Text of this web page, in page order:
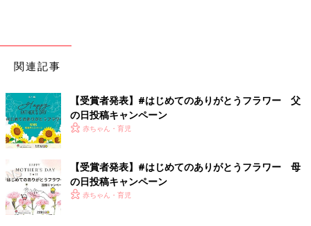
にいどゆうさん(@ineedyou31219)がシェアした投稿
＊画像の▶︎を押すと続きが見られます。
大きくなるにつれて周りの人のまねをし始める子は多いものです
よね。「こんなところも見られていたとは」と思ってしまうほ
ど、日常を切り取ったものまねにドキリとさせられることもあり
ます。こちらはそんなかわいらしくも鋭いものまねエピソードの
ひとつ。
関連記事
【受賞者発表】#はじめてのありがとうフラワー 父
の日投稿キャンペーン
赤ちゃん・育児
【受賞者発表】#はじめてのありがとうフラワー 母
の日投稿キャンペーン
赤ちゃん・育児